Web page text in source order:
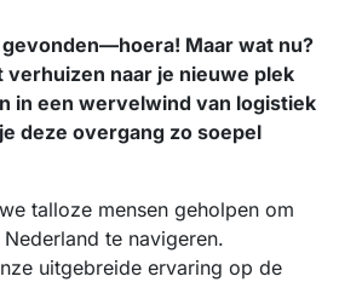
Maar wat nu?
verhuizen naar je nieuwe plek
in een wervelwind van logistiek
deze overgang zo soepel
talloze mensen geholpen om
te navigeren.
uitgebreide ervaring op de